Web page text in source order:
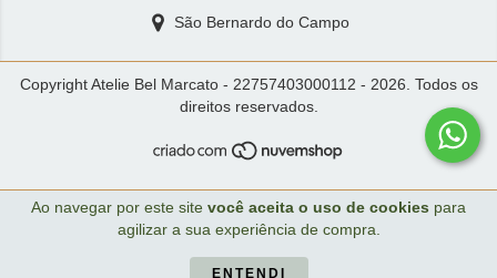
Ao navegar por este site você aceita o uso de cookies para
agilizar a sua experiência de compra.
ENTENDI
São Bernardo do Campo
Copyright Atelie Bel Marcato - 22757403000112 - 2026. Todos os
direitos reservados.